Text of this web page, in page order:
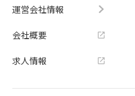
運営会社情報
会社概要
求人情報